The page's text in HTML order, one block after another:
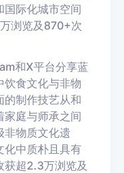
国际化城市空间
万浏览及 870+次
和X平台分享蓝
饮食文化与非物
的制作技艺从和
家庭与师承之间
非物质文化遗
化中质朴且具有
获超2.3万浏览及